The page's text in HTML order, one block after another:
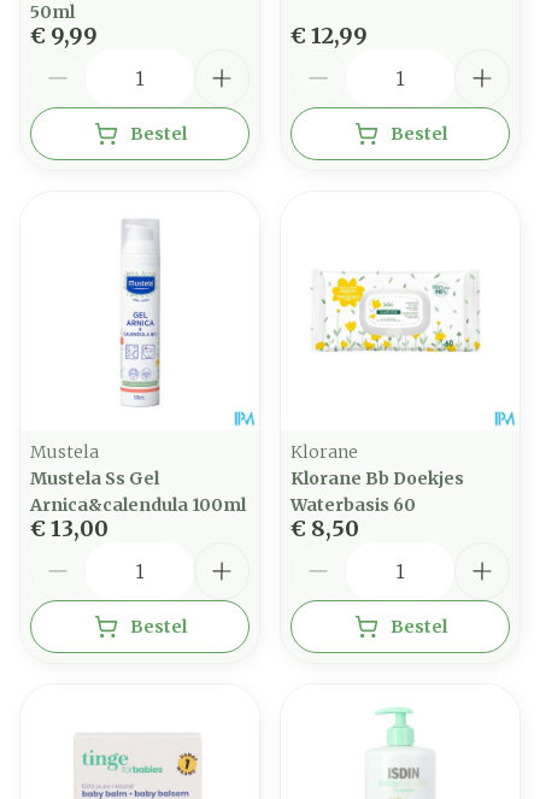
50ml
€ 9,99
Bestel
€ 12,99
Bestel
Mustela
Mustela Ss Gel
Arnica&calendula 100ml
€ 13,00
Bestel
Klorane
Klorane Bb Doekjes
Waterbasis 60
€ 8,50
Bestel